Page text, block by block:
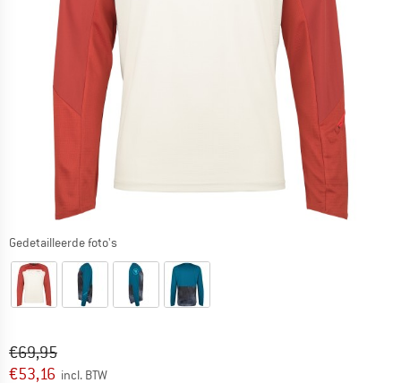
Gedetailleerde foto's
Oorspronkelijke prijs :
€69,95
Prijs:
€53,16 incl. BTW